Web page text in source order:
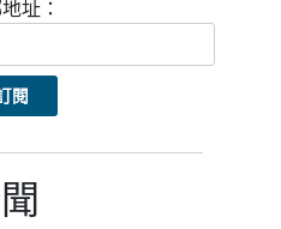
址：